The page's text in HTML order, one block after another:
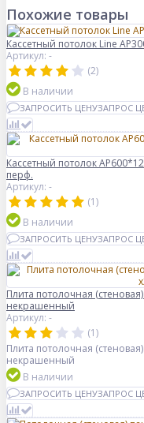
Похожие товары
Кассетный потолок Line
Артикул: -
(2)
В наличии
ЗАПРОСИТЬ ЦЕНУЗАПРОС
Кассетный потолок
перф.
Артикул: -
(1)
В наличии
ЗАПРОСИТЬ ЦЕНУЗАПРОС
Плита потолочная
некрашенный
Артикул: -
(1)
Плита потолочная
некрашенный
В наличии
ЗАПРОСИТЬ ЦЕНУЗАПРОС